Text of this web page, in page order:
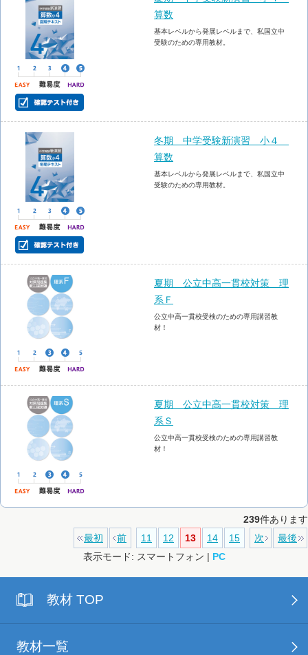
算数
基本レベルから発展レベルまで、私国立中
受験のための専用教材。
冬期 中学受験新演習 小４
算数
基本レベルから発展レベルまで、私国立中
受験のための専用教材。
夏期 公立中高一貫校対策 理
系Ｆ
公立中高一貫校受検のための専用講習教
材！
夏期 公立中高一貫校対策 理
系Ｓ
公立中高一貫校受検のための専用講習教
材！
239件あります
最初
前 11 12 13 14 15 次
最後
表示モード: スマートフォン | PC
教材 TOP
教材一覧